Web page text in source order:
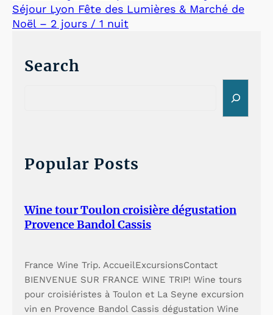
Séjour Lyon Fête des Lumières & Marché de
Noël – 2 jours / 1 nuit
Search
h
Popular Posts
Wine tour Toulon croisière dégustation
Provence Bandol Cassis
France Wine Trip. AccueilExcursionsContact
BIENVENUE SUR FRANCE WINE TRIP! Wine tours
pour croisiéristes à Toulon et La Seyne excursion
vin en Provence Bandol Cassis dégustation Wine